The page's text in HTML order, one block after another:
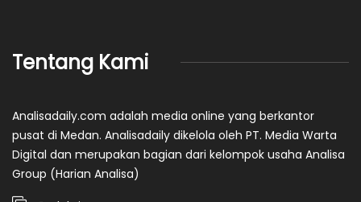
Tentang Kami
Analisadaily.com adalah media online yang berkantor
pusat di Medan. Analisadaily dikelola oleh PT. Media Warta
Digital dan merupakan bagian dari kelompok usaha Analisa
Group (Harian Analisa)